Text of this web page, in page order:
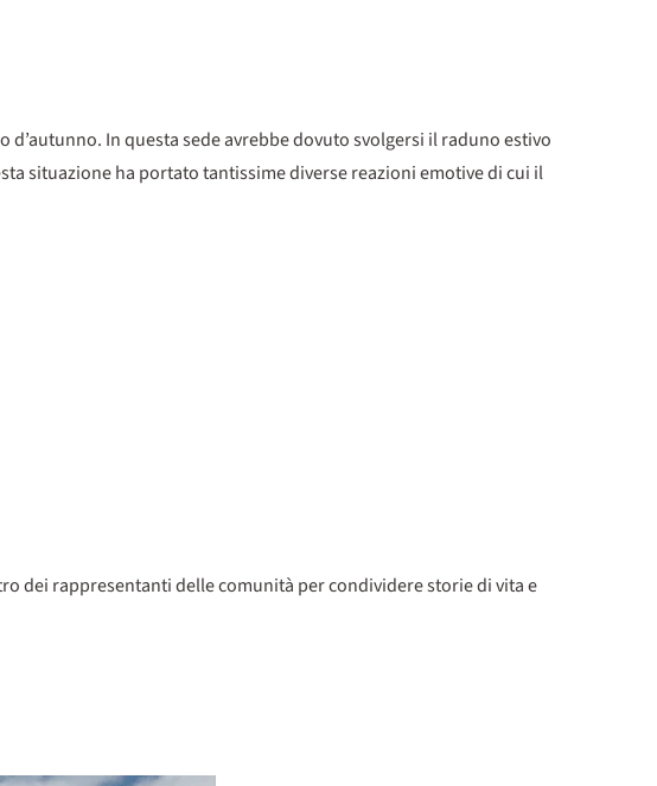
In questa sede avrebbe dovuto svolgersi il raduno estivo
situazione ha portato tantissime diverse reazioni emotive di cui il
dei rappresentanti delle comunità per condividere storie di vita e